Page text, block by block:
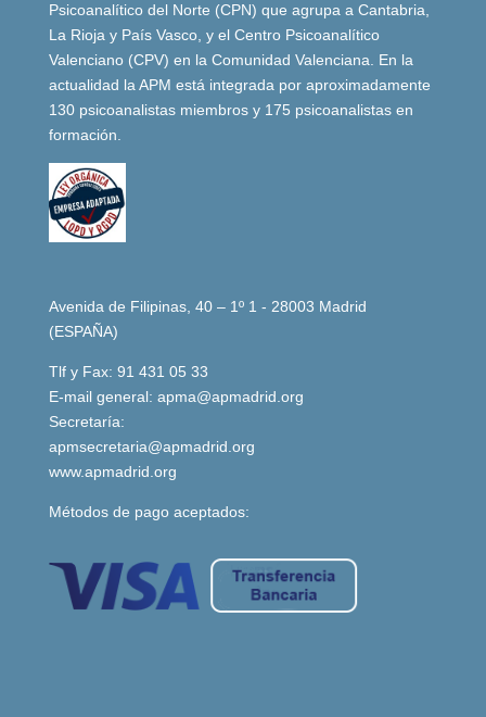
Psicoanalítico del Norte (CPN) que agrupa a Cantabria,
La Rioja y País Vasco, y el Centro Psicoanalítico
Valenciano (CPV) en la Comunidad Valenciana. En la
actualidad la APM está integrada por aproximadamente
130 psicoanalistas miembros y 175 psicoanalistas en
formación.
Avenida de Filipinas, 40 – 1º 1 - 28003 Madrid
(ESPAÑA)
Tlf y Fax: 91 431 05 33
E-mail general: apma@apmadrid.org
Secretaría:
apmsecretaria@apmadrid.org
www.apmadrid.org
Métodos de pago aceptados: